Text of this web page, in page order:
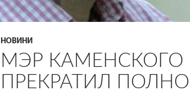
НОВИНИ
МЭР КАМЕНСКОГО
ПРЕКРАТИЛ